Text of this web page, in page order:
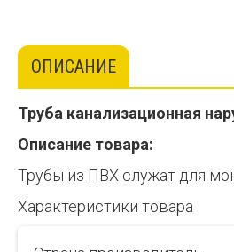
ОПИСАНИЕ
Труба канализационная
Описание товара:
Трубы из ПВХ служат для
Характеристики товара